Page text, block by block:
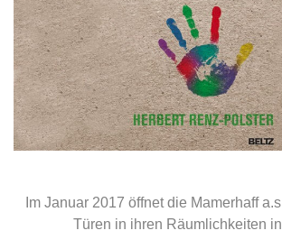
Im Januar 2017 öffnet die Mamerhaff
Türen in ihren Räumlichkeiten